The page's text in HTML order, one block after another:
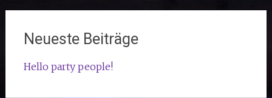
Neueste Beiträge
Hello party people!